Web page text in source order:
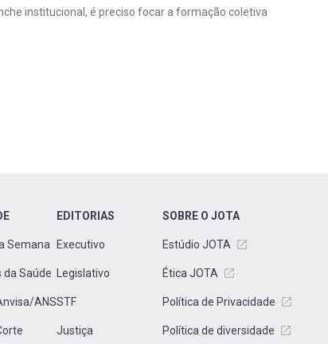
institucional, é preciso focar a formação coletiva
Semana
da Saúde
ANS
EDITORIAS
Executivo
Legislativo
STF
Justiça
SOBRE O JOTA
Estúdio JOTA
Ética JOTA
Política de Privacidade
Política de diversidade